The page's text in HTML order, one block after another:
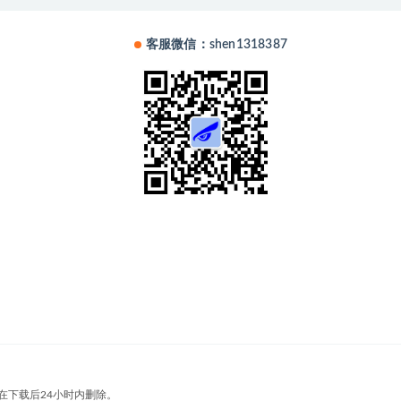
客服微信：shen1318387
下载后24小时内删除。